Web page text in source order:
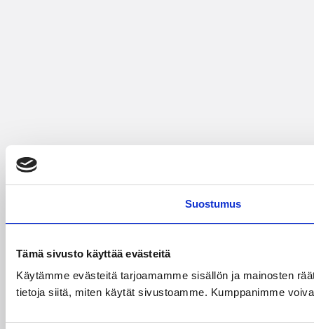
Suostumus
Tämä sivusto käyttää evästeitä
Käytämme evästeitä tarjoamamme sisällön ja mainosten
tietoja siitä, miten käytät sivustoamme. Kumppanimme